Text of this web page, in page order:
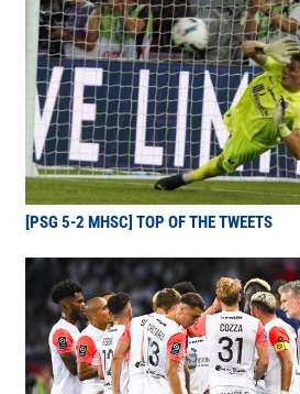
[PSG 5-2 MHSC] TOP OF THE TWEETS